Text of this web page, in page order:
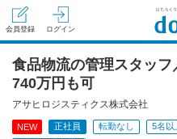
会員登録 ログイン
食品物流の管理スタッ
740万円も可
アサヒロジスティクス株式会社
NEW 正社員 転勤なし 5名以